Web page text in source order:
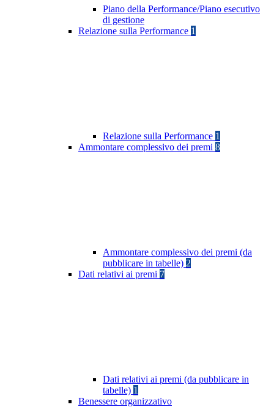
Piano della Performance/Piano esecutivo
di gestione
Relazione sulla Performance 1
Relazione sulla Performance 1
Ammontare complessivo dei premi 8
Ammontare complessivo dei premi (da
pubblicare in tabelle) 2
Dati relativi ai premi 7
Dati relativi ai premi (da pubblicare in
tabelle) 1
Benessere organizzativo